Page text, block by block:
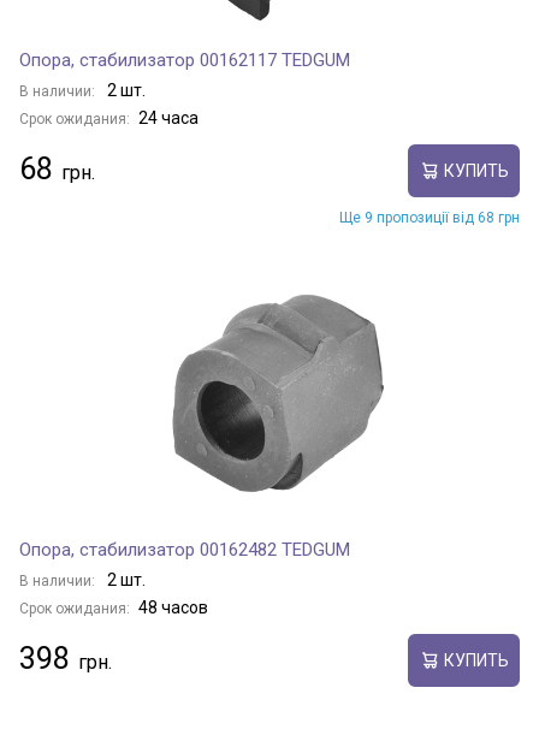
Опора, стабилизатор 00162117 TEDGUM
В наличии: 2 шт.
Срок ожидания: 24 часа
68 КУПИТЬ
Ще 9 пропозиції від 68 грн
Опора, стабилизатор 00162482 TEDGUM
В наличии: 2 шт.
Срок ожидания: 48 часов
398 КУПИТЬ